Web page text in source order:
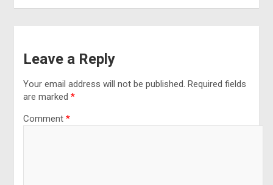
Leave a Reply
Your email address will not be published. Required fields
are marked *
Comment *